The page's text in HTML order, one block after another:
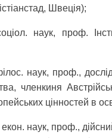
Швеція);
наук, проф.
наук, проф.,
членкиня
цінностей в
екон. наук, проф.,